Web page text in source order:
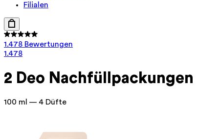
Filialen
1.478 Bewertungen
1.478
2 Deo Nachfüllpackungen
100 ml — 4 Düfte